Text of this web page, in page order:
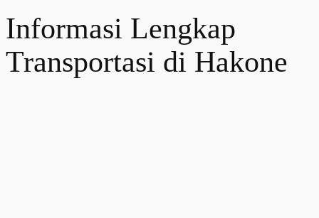
Informasi Lengkap
Transportasi di Hakone